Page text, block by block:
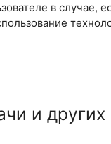
в случае,
и